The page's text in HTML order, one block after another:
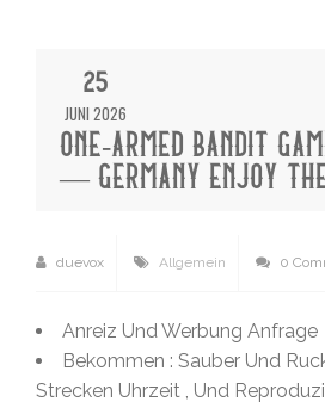
25
JUNI 2026
ONE-ARMED BANDIT
— GERMANY ENJOY
duevox Allgemein 0
Anreiz Und Werbung Anfrage
Bekommen : Sauber Und
Strecken Uhrzeit , Und